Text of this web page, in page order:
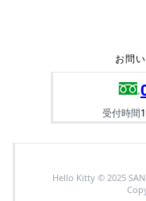
お問
受付時間
Hello Kitty © 2025